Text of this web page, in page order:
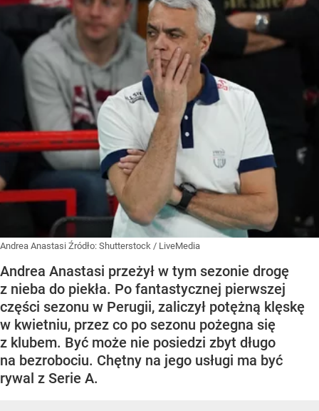
Andrea Anastasi Źródło: Shutterstock / LiveMedia
Andrea Anastasi przeżył w tym sezonie drogę
z nieba do piekła. Po fantastycznej pierwszej
części sezonu w Perugii, zaliczył potężną klęskę
w kwietniu, przez co po sezonu pożegna się
z klubem. Być może nie posiedzi zbyt długo
na bezrobociu. Chętny na jego usługi ma być
rywal z Serie A.